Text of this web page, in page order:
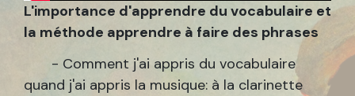
L'importance d'apprendre du vocabulaire et
la méthode apprendre à faire des phrases
- Comment j'ai appris du vocabulaire
quand j'ai appris la musique: à la clarinette